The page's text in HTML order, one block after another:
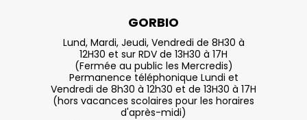
GORBIO
Lund, Mardi, Jeudi, Vendredi de 8H30 à
12H30 et sur RDV de 13H30 à 17H
(Fermée au public les Mercredis)
Permanence téléphonique Lundi et
Vendredi de 8h30 à 12h30 et de 13H30 à 17H
(hors vacances scolaires pour les horaires
d'après-midi)